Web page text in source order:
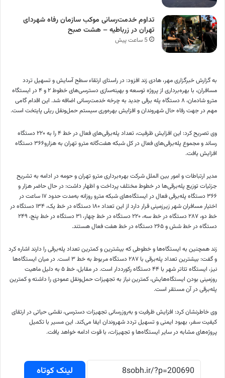
تداوم خدمت‌رسانی موکب سازمان رفاه شهردای
تهران در زرباطیه – هشت صبح
5 ساعت پیش
به گزارش خبرگزاری مهر، هادی زند افزود: در راستای ارتقاء سطح آسایش و تسهیل تردد
مسافران، با بهره‌برداری از پروژه توسعه و بهینه‌سازی دسترسی‌های خطوط ۲ و ۴ در ایستگاه
مترو شادمان، ۸ دستگاه پله برقی جدید به چرخه خدمت‌رسانی اضافه شد. این اقدام گامی
مهم در جهت رفاه حال شهروندان و افزایش بهره‌وری سیستم حمل‌ونقل ریلی پایتخت است.
وی تصریح کرد: این افزایش ظرفیت، تعداد پله‌برقی‌های فعال در خط ۴ را به ۲۲۰ دستگاه
رساند و مجموع پله‌برقی‌های فعال در کل شبکه هفت‌گانه مترو تهران به هزارو۳۶۶ دستگاه
افزایش یافت.
مدیر ارتباطات و امور بین الملل شرکت بهره‌برداری مترو تهران و حومه در ادامه به تشریح
جزئیات توزیع پله‌برقی‌ها در خطوط مختلف پرداخت و اظهار داشت: در حال حاضر هزار و
۳۶۶ دستگاه پله‌برقی فعال در ایستگاه‌های شبکه مترو روزانه به‌مدت حدود ۱۷ ساعت در
اختیار مسافران شهر زیرزمینی قرار دارد از این تعداد ۱۸۰ دستگاه در خط یک، ۱۳۴ دستگاه در
خط دو، ۲۸۷ دستگاه در خط سه، ۲۲۰ دستگاه در خط چهار، ۳۱ دستگاه در خط پنج، ۲۴۹
دستگاه در خط شش و ۲۶۵ دستگاه در خط هفت فعال هستند.
زند همچنین به ایستگاه‌ها و خطوطی که بیشترین و کمترین تعداد پله‌برقی را دارند اشاره کرد
و گفت: بیشترین تعداد پله‌برقی با ۲۸۷ دستگاه مربوط به خط ۳ است. در میان ایستگاه‌ها
نیز، ایستگاه تئاتر شهر با ۴۴ دستگاه رکورددار است. در مقابل، خط ۵ به دلیل ماهیت
روزمینی بودن ایستگاه‌هایش، کمترین نیاز به تجهیزات حمل‌ونقل عمودی را داشته و کمترین
پله‌برقی در آن مستقر است.
وی خاطرنشان کرد: افزایش ظرفیت و به‌روزرسانی تجهیزات دسترسی، نقشی حیاتی در ارتقای
کیفیت سفر، بهبود ایمنی و تسهیل تردد شهروندان ایفا می‌کند. این مسیر با تکمیل
پروژه‌های مشابه در سایر ایستگاه‌ها و تجهیزات، با قوت ادامه خواهد یافت.
لینک کوتاه